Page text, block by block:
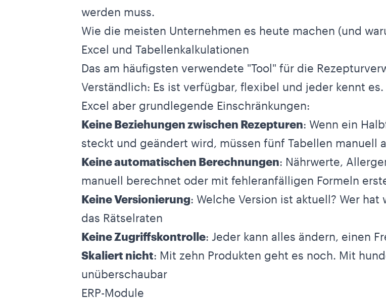
werden muss.
Wie die meisten Unternehmen es heute machen (und
Excel und Tabellenkalkulationen
Das am häufigsten verwendete "Tool" für die
Verständlich: Es ist verfügbar, flexibel und jeder kennt
Excel aber grundlegende Einschränkungen:
Keine Beziehungen zwischen Rezepturen: Wenn ein
steckt und geändert wird, müssen fünf Tabellen manuell
Keine automatischen Berechnungen: Nährwerte,
manuell berechnet oder mit fehleranfälligen Formeln
Keine Versionierung: Welche Version ist aktuell? Wer
das Rätselraten
Keine Zugriffskontrolle: Jeder kann alles ändern, einen
Skaliert nicht: Mit zehn Produkten geht es noch. Mit
unüberschaubar
ERP-Module